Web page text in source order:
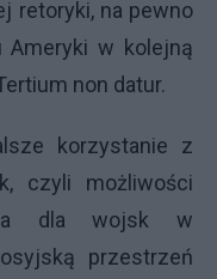
retoryki, na pewno
Ameryki w kolejną
non datur.
korzystanie z
czyli możliwości
dla wojsk w
przestrzeń